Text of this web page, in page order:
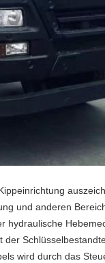
und anderen
hydraulische
wird durch das